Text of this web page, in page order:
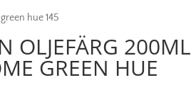
hue 145
OLJEFÄRG 200ML
GREEN HUE